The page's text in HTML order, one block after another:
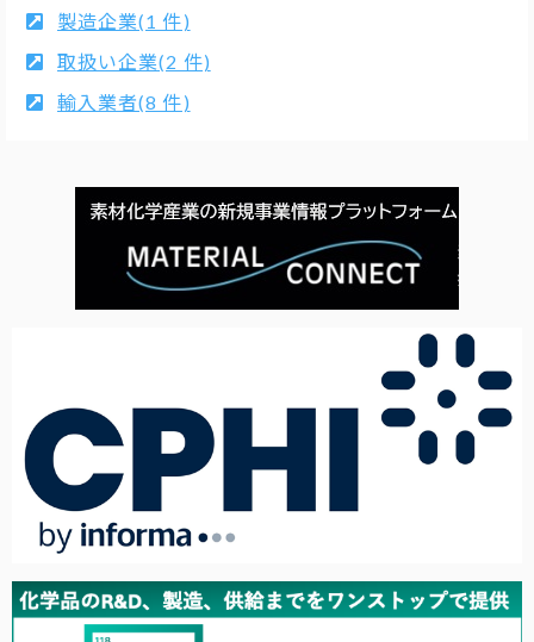
製造企業(1 件)
取扱い企業(2 件)
輸入業者(8 件)